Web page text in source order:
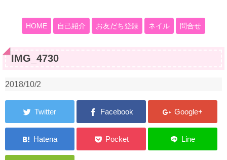
HOME 自己紹介 お友だち登録 ネイル 問合せ
IMG_4730
2018/10/2